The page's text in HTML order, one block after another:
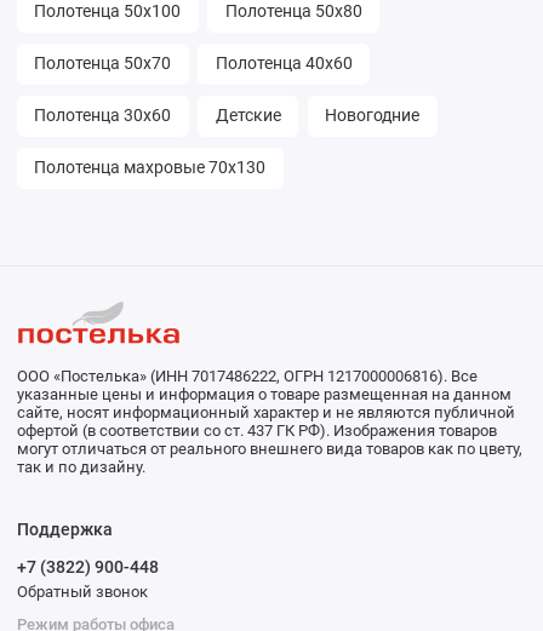
Полотенца 50х100 Полотенца 50х80
Полотенца 50х70 Полотенца 40х60
Полотенца 30х60 Детские Новогодние
Полотенца махровые 70х130
ООО «Постелька» (ИНН 7017486222, ОГРН 1217000006816). Все
указанные цены и информация о товаре размещенная на данном
сайте, носят информационный характер и не являются публичной
офертой (в соответствии со ст. 437 ГК РФ). Изображения товаров
могут отличаться от реального внешнего вида товаров как по цвету,
так и по дизайну.
Поддержка
+7 (3822) 900-448
Обратный звонок
Режим работы офиса